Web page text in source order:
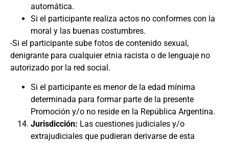
automática.
Si el participante realiza actos no conformes con la
moral y las buenas costumbres.
-Si el participante sube fotos de contenido sexual,
denigrante para cualquier etnia racista o de lenguaje no
autorizado por la red social.
Si el participante es menor de la edad mínima
determinada para formar parte de la presente
Promoción y/o no reside en la República Argentina.
Jurisdicción: Las cuestiones judiciales y/o
extrajudiciales que pudieran derivarse de esta